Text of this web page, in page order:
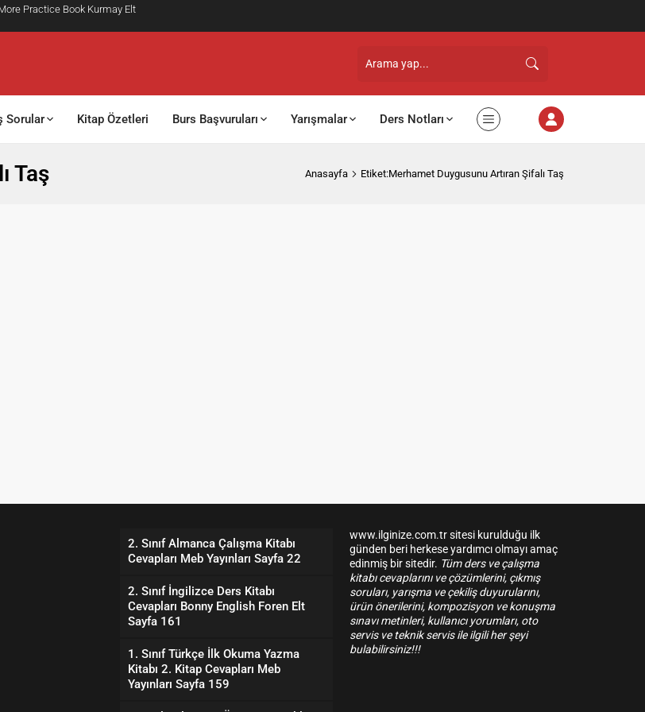
Practice Book Kurmay Elt
Sorular Kitap Özetleri Burs Başvuruları Yarışmalar Ders Notları
Taş Anasayfa Etiket:Merhamet Duygusunu Artıran Şifalı Taş
2. Sınıf Almanca Çalışma Kitabı
Cevapları Meb Yayınları Sayfa 22
2. Sınıf İngilizce Ders Kitabı
Cevapları Bonny English Foren Elt
Sayfa 161
1. Sınıf Türkçe İlk Okuma Yazma
Kitabı 2. Kitap Cevapları Meb
Yayınları Sayfa 159
www.ilginize.com.tr sitesi kurulduğu ilk
günden beri herkese yardımcı olmayı amaç
edinmiş bir sitedir. Tüm ders ve çalışma
kitabı cevaplarını ve çözümlerini, çıkmış
soruları, yarışma ve çekiliş duyurularını,
ürün önerilerini, kompozisyon ve konuşma
sınavı metinleri, kullanıcı yorumları, oto
servis ve teknik servis ile ilgili her şeyi
bulabilirsiniz!!!